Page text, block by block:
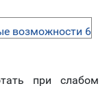
при слабом